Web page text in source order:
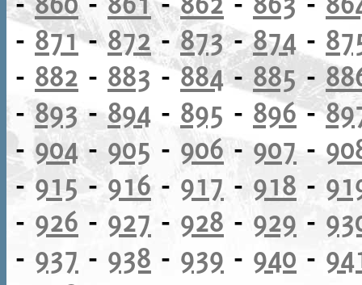
- 871-872-873-874 -
- 882 - 883 -884- 885-
-893 - 894 - 895 - 896-
-904- 905 - 906- 907 -
- 915-916 - 917 - 918 -
- 926 - 927 - 928 - 929 -
- 937 - 938 - 939 - 940 -